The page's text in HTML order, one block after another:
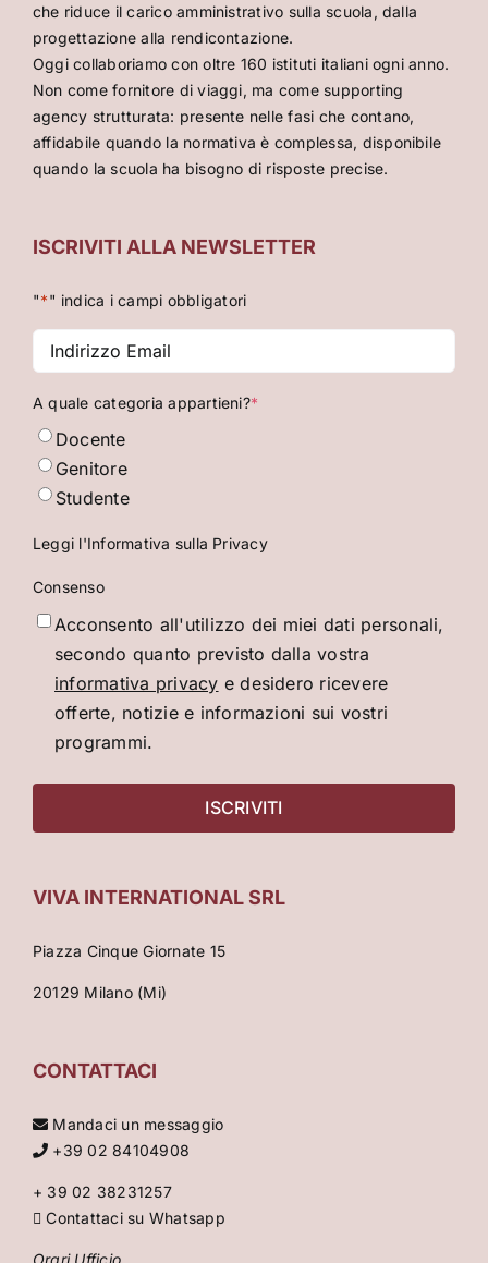
che riduce il carico amministrativo sulla scuola, dalla
progettazione alla rendicontazione.
Oggi collaboriamo con oltre 160 istituti italiani ogni anno.
Non come fornitore di viaggi, ma come supporting
agency strutturata: presente nelle fasi che contano,
affidabile quando la normativa è complessa, disponibile
quando la scuola ha bisogno di risposte precise.
ISCRIVITI ALLA NEWSLETTER
"*" indica i campi obbligatori
Indirizzo
Email*
A quale categoria appartieni?*
Docente
Genitore
Studente
Leggi l'Informativa sulla Privacy
Consenso
Acconsento all'utilizzo dei miei dati personali,
secondo quanto previsto dalla vostra
informativa privacy e desidero ricevere
offerte, notizie e informazioni sui vostri
programmi.
VIVA INTERNATIONAL SRL
Piazza Cinque Giornate 15
20129 Milano (Mi)
CONTATTACI
Mandaci un messaggio
+39 02 84104908
+ 39 02 38231257
Contattaci su Whatsapp
Orari Ufficio